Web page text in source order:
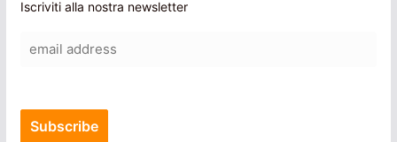
Iscriviti alla nostra newsletter